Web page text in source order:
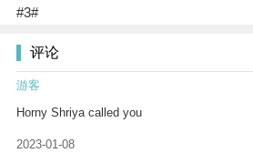
#3#
评论
游客
Horny Shriya called you
2023-01-08